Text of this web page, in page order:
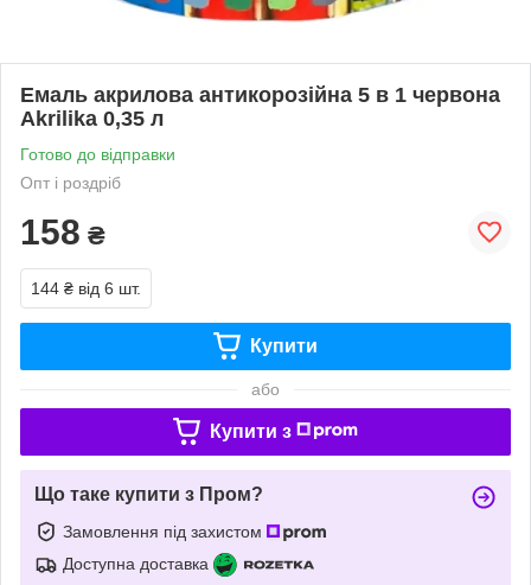
Емаль акрилова антикорозійна 5 в 1 червона
Akrilika 0,35 л
Готово до відправки
Опт і роздріб
158 ₴
144 ₴ від 6 шт.
Купити
або
Купити з
Що таке купити з Пром?
Замовлення під захистом
Доступна доставка